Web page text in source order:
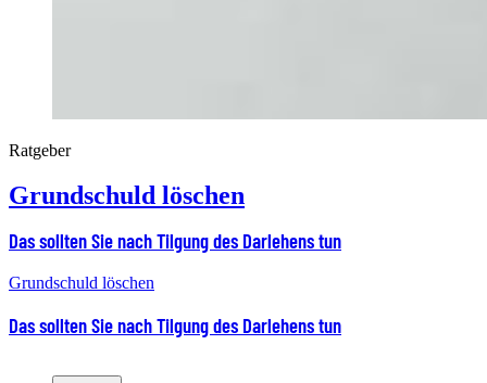
Ratgeber
Grundschuld löschen
Das sollten Sie nach Tilgung des Darlehens tun
Grundschuld löschen
Das sollten Sie nach Tilgung des Darlehens tun